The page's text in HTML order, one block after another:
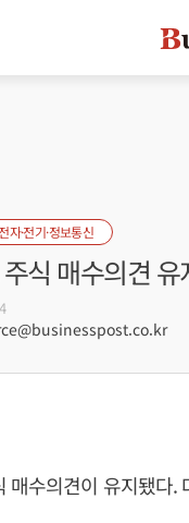
전자·전기·정보통신
식 매수의견
매수의견이 유지됐다.